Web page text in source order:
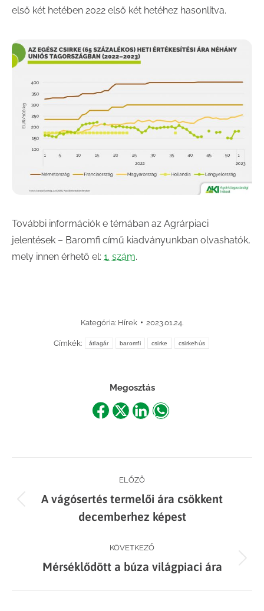
első két hetében 2022 első két hetéhez hasonlítva.
További információk e témában az Agrárpiaci
jelentések – Baromfi című kiadványunkban olvashatók,
mely innen érhető el: 1. szám.
Kategória: Hírek 2023.01.24.
Címkék: átlagár baromfi csirke csirkehús
Megosztás
ShareShareShareShare
navigation
ELŐZŐ
Previous
post:
A vágósertés termelői ára csökkent
decemberhez képest
KÖVETKEZŐ
Next
Mérséklődött a búza világpiaci ára